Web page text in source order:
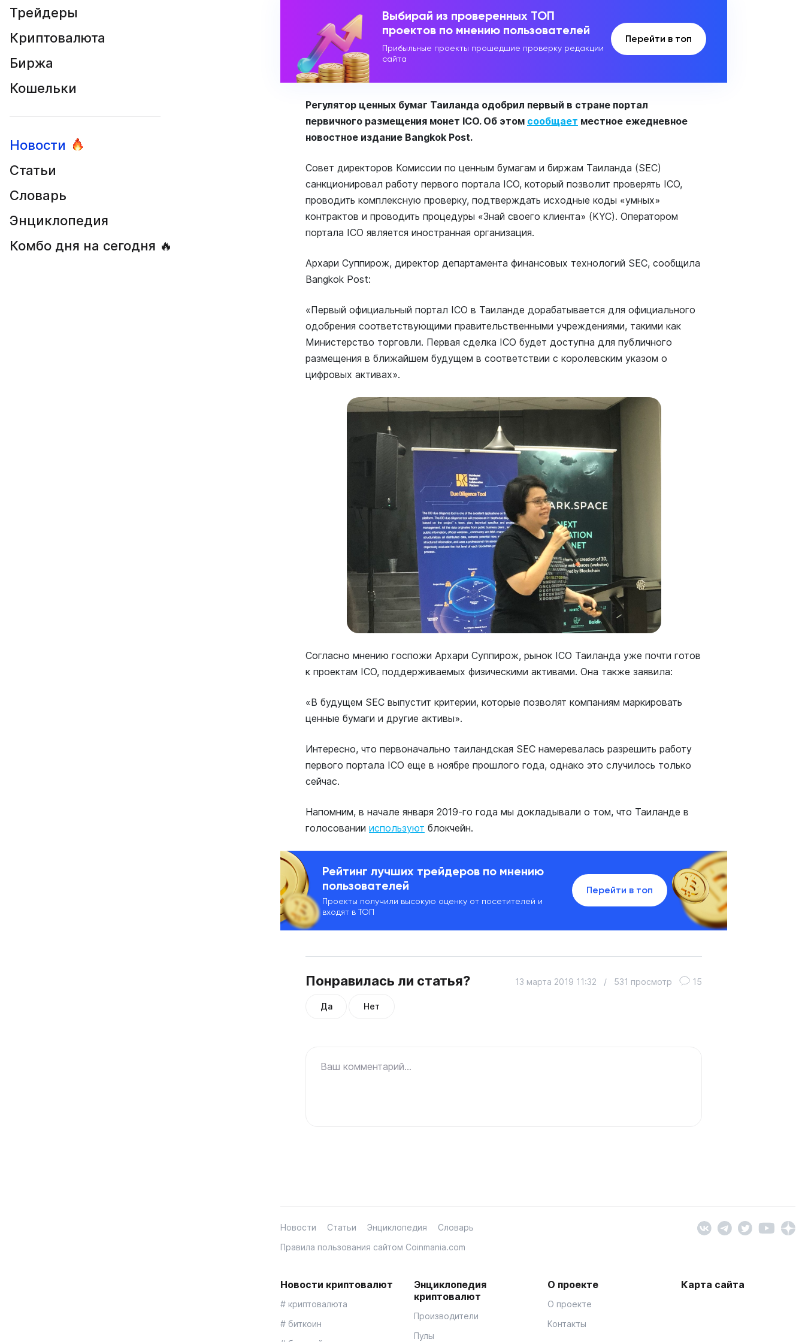
Трейдеры
Криптовалюта
Биржа
Кошельки
Новости
Статьи
Словарь
Энциклопедия
Комбо дня на сегодня 🔥
Выбирай из проверенных ТОП
проектов по мнению пользователей
Прибыльные проекты прошедшие проверку редакции
сайта
Перейти в топ
Регулятор ценных бумаг Таиланда одобрил первый в стране портал
первичного размещения монет ICO. Об этом сообщает местное ежедневное
новостное издание Bangkok Post.
Совет директоров Комиссии по ценным бумагам и биржам Таиланда (SEC)
санкционировал работу первого портала ICO, который позволит проверять ICO,
проводить комплексную проверку, подтверждать исходные коды «умных»
контрактов и проводить процедуры «Знай своего клиента» (KYC). Оператором
портала ICO является иностранная организация.
Архари Суппирож, директор департамента финансовых технологий SEC, сообщила
Bangkok Post:
«Первый официальный портал ICO в Таиланде дорабатывается для официального
одобрения соответствующими правительственными учреждениями, такими как
Министерство торговли. Первая сделка ICO будет доступна для публичного
размещения в ближайшем будущем в соответствии с королевским указом о
цифровых активах».
Согласно мнению госпожи Архари Суппирож, рынок ICO Таиланда уже почти готов
к проектам ICO, поддерживаемых физическими активами. Она также заявила:
«В будущем SEC выпустит критерии, которые позволят компаниям маркировать
ценные бумаги и другие активы».
Интересно, что первоначально таиландская SEC намеревалась разрешить работу
первого портала ICO еще в ноябре прошлого года, однако это случилось только
сейчас.
Напомним, в начале января 2019-го года мы докладывали о том, что Таиланде в
голосовании используют блокчейн.
Рейтинг лучших трейдеров по мнению
пользователей
Проекты получили высокую оценку от посетителей и
входят в ТОП
Перейти в топ
Понравилась ли статья?
Да Нет
13 марта 2019 11:32 / 531 просмотр 15
Ваш комментарий...
Новости Статьи Энциклопедия
Словарь
Правила пользования сайтом Coinmania.com
Новости криптовалют
# криптовалюта
# биткоин
Энциклопедия
криптовалют
Производители
Пулы
О проекте
О проекте
Контакты
Карта сайта